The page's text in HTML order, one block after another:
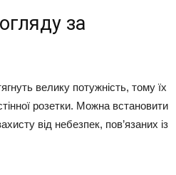
за
велику потужність, тому їх
розетки. Можна встановити
від небезпек, пов’язаних із